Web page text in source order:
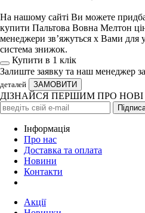
На нашому сайті Ви можете
купити Пальтова Вовна Мелтон
менеджери зв’яжуться х Вами для
система знижок.
Купити в 1 клiк
Залиште заявку та наш менеджер
деталей
ДІЗНАЙСЯ ПЕРШИМ ПРО
Iнформація
Про нас
Доставка та оплата
Новини
Контакти
Акції